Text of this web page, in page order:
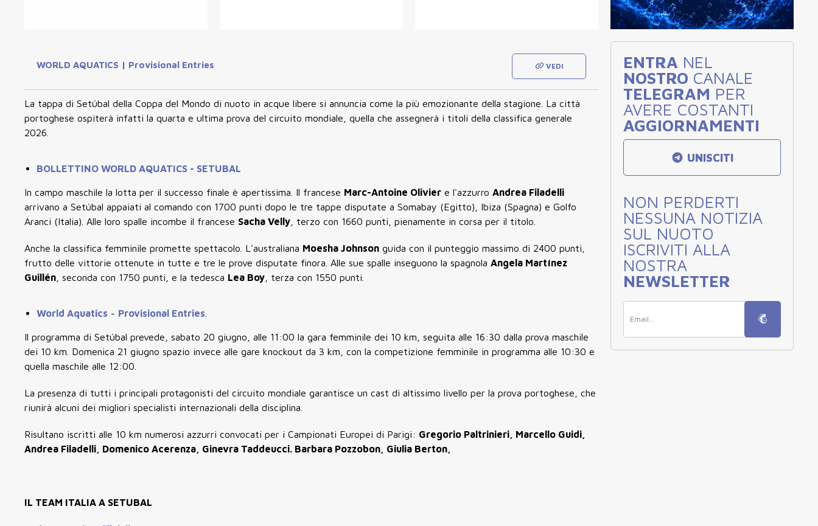
WORLD AQUATICS | Provisional Entries VEDI
La tappa di Setúbal della Coppa del Mondo di nuoto in acque libere si annuncia come la più emozionante della stagione. La città
portoghese ospiterà infatti la quarta e ultima prova del circuito mondiale, quella che assegnerà i titoli della classifica generale
2026.
BOLLETTINO WORLD AQUATICS - SETUBAL
In campo maschile la lotta per il successo finale è apertissima. Il francese Marc-Antoine Olivier e l'azzurro Andrea Filadelli
arrivano a Setúbal appaiati al comando con 1700 punti dopo le tre tappe disputate a Somabay (Egitto), Ibiza (Spagna) e Golfo
Aranci (Italia). Alle loro spalle incombe il francese Sacha Velly , terzo con 1660 punti, pienamente in corsa per il titolo.
Anche la classifica femminile promette spettacolo. L'australiana Moesha Johnson guida con il punteggio massimo di 2400 punti,
frutto delle vittorie ottenute in tutte e tre le prove disputate finora. Alle sue spalle inseguono la spagnola Angela Martínez
Guillén , seconda con 1750 punti, e la tedesca Lea Boy , terza con 1550 punti.
World Aquatics - Provisional Entries
Il programma di Setúbal prevede, sabato 20 giugno , alle 11:00 la gara femminile dei 10 km , seguita alle 16:30 dalla prova maschile
dei 10 km Domenica 21 giugno spazio invece alle gare knockout da 3 km , con la competizione femminile in programma alle 10:30 e
quella maschile alle 12:00
La presenza di tutti i principali protagonisti del circuito mondiale garantisce un cast di altissimo livello per la prova portoghese, che
riunirà alcuni dei migliori specialisti internazionali della disciplina.
Risultano iscritti alle 10 km numerosi azzurri convocati per i Campionati Europei di Parigi: Gregorio Paltrinieri, Marcello Guidi,
Andrea Filadelli, Domenico Acerenza, Ginevra Taddeucci. Barbara Pozzobon, Giulia Berton,
IL TEAM ITALIA A SETUBAL
ENTRA NEL
NOSTRO CANALE
TELEGRAM PER
AVERE COSTANTI
AGGIORNAMENTI
UNISCITI
NON PERDERTI
NESSUNA NOTIZIA
SUL NUOTO
ISCRIVITI ALLA
NOSTRA
NEWSLETTER